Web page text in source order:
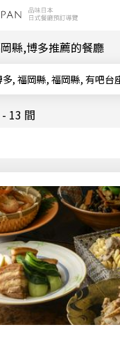
縣,博多推薦的餐廳
結果: 博多, 福岡縣, 福岡縣, 有吧
13 間